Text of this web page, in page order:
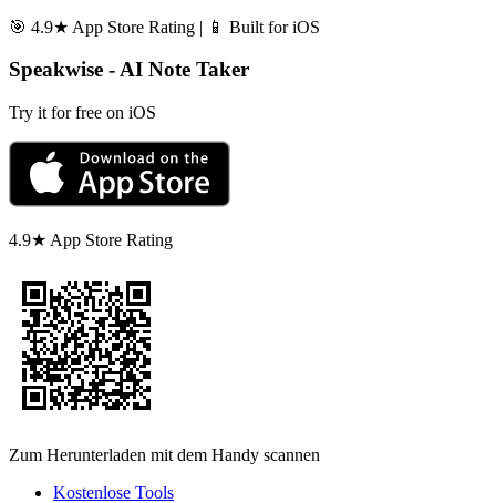
🎯 4.9★ App Store Rating | 📱 Built for iOS
Speakwise - AI Note Taker
Try it for free on iOS
4.9★ App Store Rating
Zum Herunterladen mit dem Handy scannen
Kostenlose Tools